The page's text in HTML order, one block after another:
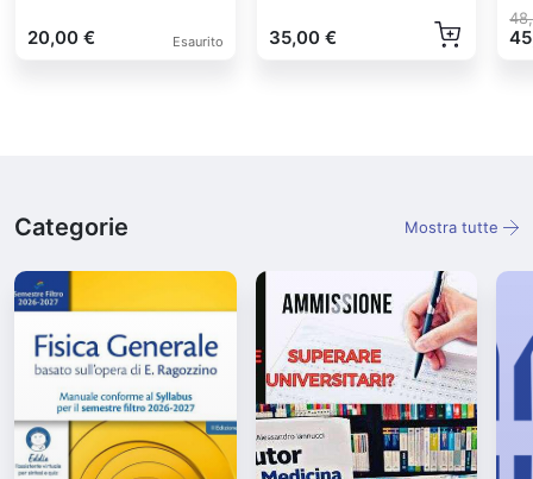
20,00 € Esaurito 35,00 €
Categorie Mostra tutte